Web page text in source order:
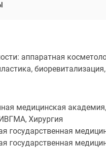
аппаратная
медицинская
Хирургия
государственная
государственная